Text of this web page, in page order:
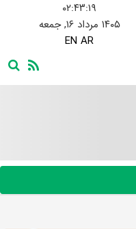
۰۲:۴۳:۲۱
۱۴۰۵ مرداد ۱۶, جمعه
EN AR